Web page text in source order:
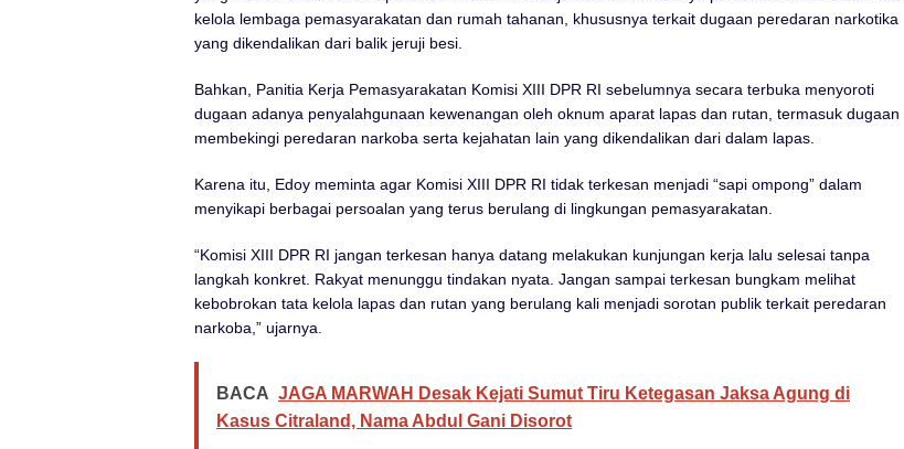
kelola lembaga pemasyarakatan dan rumah tahanan, khususnya terkait dugaan peredaran narkotika
yang dikendalikan dari balik jeruji besi.
Bahkan, Panitia Kerja Pemasyarakatan Komisi XIII DPR RI sebelumnya secara terbuka menyoroti
dugaan adanya penyalahgunaan kewenangan oleh oknum aparat lapas dan rutan, termasuk dugaan
membekingi peredaran narkoba serta kejahatan lain yang dikendalikan dari dalam lapas.
Karena itu, Edoy meminta agar Komisi XIII DPR RI tidak terkesan menjadi “sapi ompong” dalam
menyikapi berbagai persoalan yang terus berulang di lingkungan pemasyarakatan.
“Komisi XIII DPR RI jangan terkesan hanya datang melakukan kunjungan kerja lalu selesai tanpa
langkah konkret. Rakyat menunggu tindakan nyata. Jangan sampai terkesan bungkam melihat
kebobrokan tata kelola lapas dan rutan yang berulang kali menjadi sorotan publik terkait peredaran
narkoba,” ujarnya.
BACA JAGA MARWAH Desak Kejati Sumut Tiru Ketegasan Jaksa Agung di
Kasus Citraland, Nama Abdul Gani Disorot